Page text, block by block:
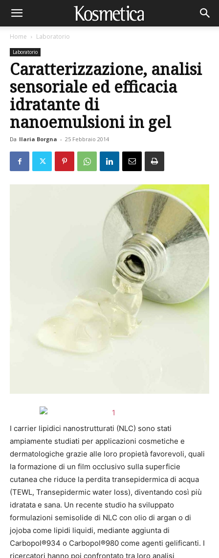
Home Laboratorio
Laboratorio
Caratterizzazione, analisi
sensoriale ed efficacia
idratante di
nanoemulsioni in gel
Da Ilaria Borgna - 25 Febbraio 2014
I carrier lipidici nanostrutturati (NLC) sono stati
ampiamente studiati per applicazioni cosmetiche e
dermatologiche grazie alle loro propietà favorevoli, quali
la formazione di un film occlusivo sulla superficie
cutanea che riduce la perdita transepidermica di acqua
(TEWL, Transepidermic water loss), diventando così più
idratata e sana. Un recente studio ha sviluppato
formulazioni semisolide di NLC con olio di argan o di
jojoba come lipidi liquidi, mediante aggiunta di
Carbopol®934 o Carbopol®980 come agenti gelificanti. I
ricercatori hanno poi confrontato tra loro analisi